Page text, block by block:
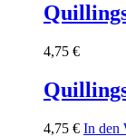
4,75 €
4,75 € In den